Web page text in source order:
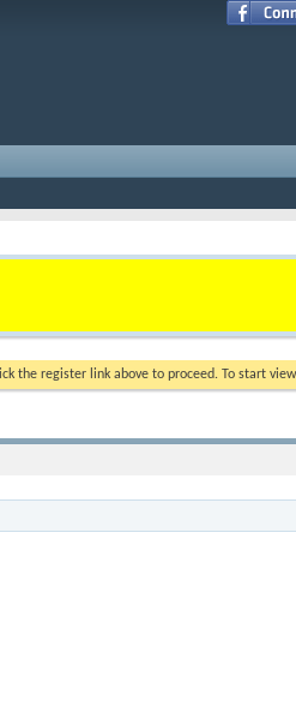
the register link above to proceed. To start